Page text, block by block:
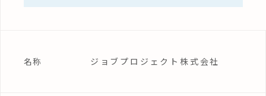
名称 ジョブプロジェクト株式会社